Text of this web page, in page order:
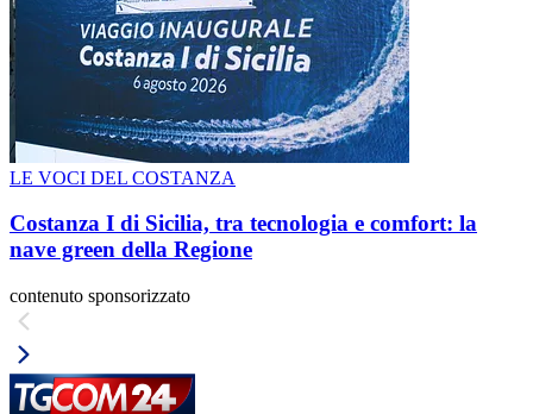
LE VOCI DEL COSTANZA
Costanza I di Sicilia, tra tecnologia e comfort: la
nave green della Regione
contenuto sponsorizzato